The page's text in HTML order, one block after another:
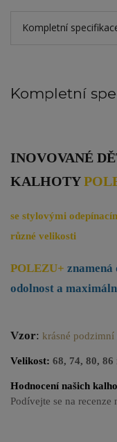
Kompletní
Kompletní
INOVOVANÉ
KALHOTY
se stylovými
různé velikosti
POLEZU+
odolnost a
Vzor: krásné
Velikost: 68, 74, 80, 86
Hodnocení našich
Podívejte se na recenze